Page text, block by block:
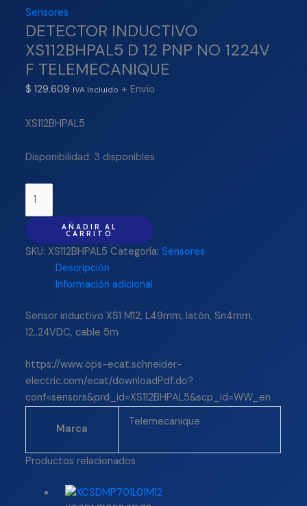
Sensores
DETECTOR INDUCTIVO
XS112BHPAL5 D 12 PNP NO 1224V
F TELEMECANIQUE
$ 129.609 IVA Incluido + Envío
XS112BHPAL5
Disponibilidad: 3 disponibles
AÑADIR AL
CARRITO
SKU: XS112BHPAL5 Categoría:Sensores
Descripción
Información adicional
Sensor inductivo XS1 M12, L49mm, latón, Sn4mm,
12..24VDC, cable 5m
https://www.ops-ecat.schneider-
electric.com/ecat/downloadPdf.do?
conf=sensors&prd_id=XS112BHPAL5&scp_id=WW_en
Marca
Telemecanique
Productos relacionados